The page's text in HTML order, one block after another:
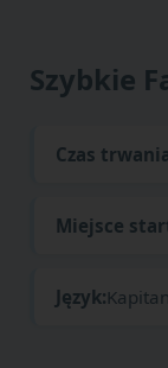
Szybkie
Czas
Miejsce
Język: